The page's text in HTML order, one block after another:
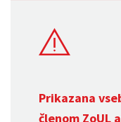
Prikazana
členom ZoUL